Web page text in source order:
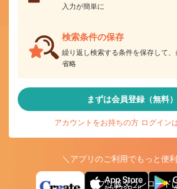
入力が簡単に
検索条件の保存
繰り返し検索する条件を保存して
省略
まずは会員登録（無料）
アカウントをお持ちの方 ログイン
＼アプリのご利用でもっと便
アプリ版ダウンロード